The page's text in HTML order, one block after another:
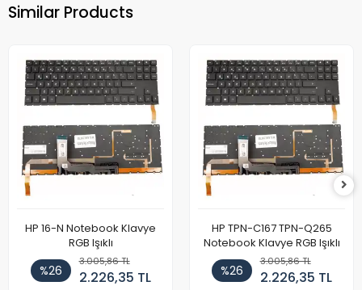
Similar Products
HP 16-N Notebook Klavye
RGB Işıklı
%26
3.005,86 TL
2.226,35 TL
HP TPN-C167 TPN-Q265
Notebook Klavye RGB Işıklı
%26
3.005,86 TL
2.226,35 TL